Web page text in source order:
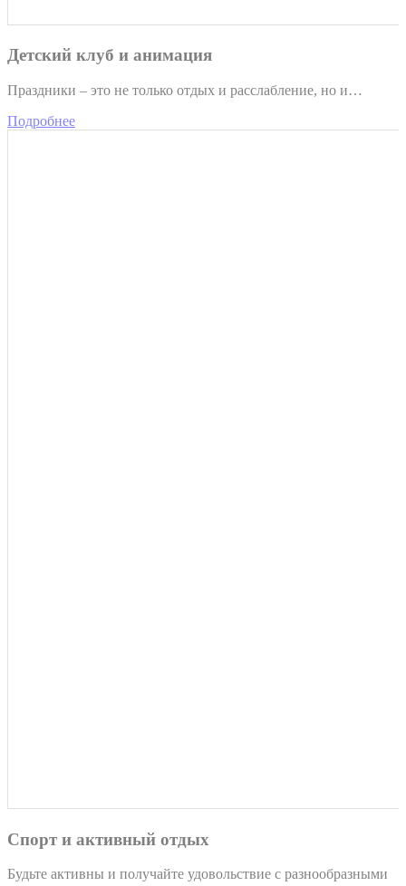
Детский клуб и анимация
Праздники – это не только отдых и расслабление, но и…
Подробнее
Спорт и активный отдых
Будьте активны и получайте удовольствие с разнообразными